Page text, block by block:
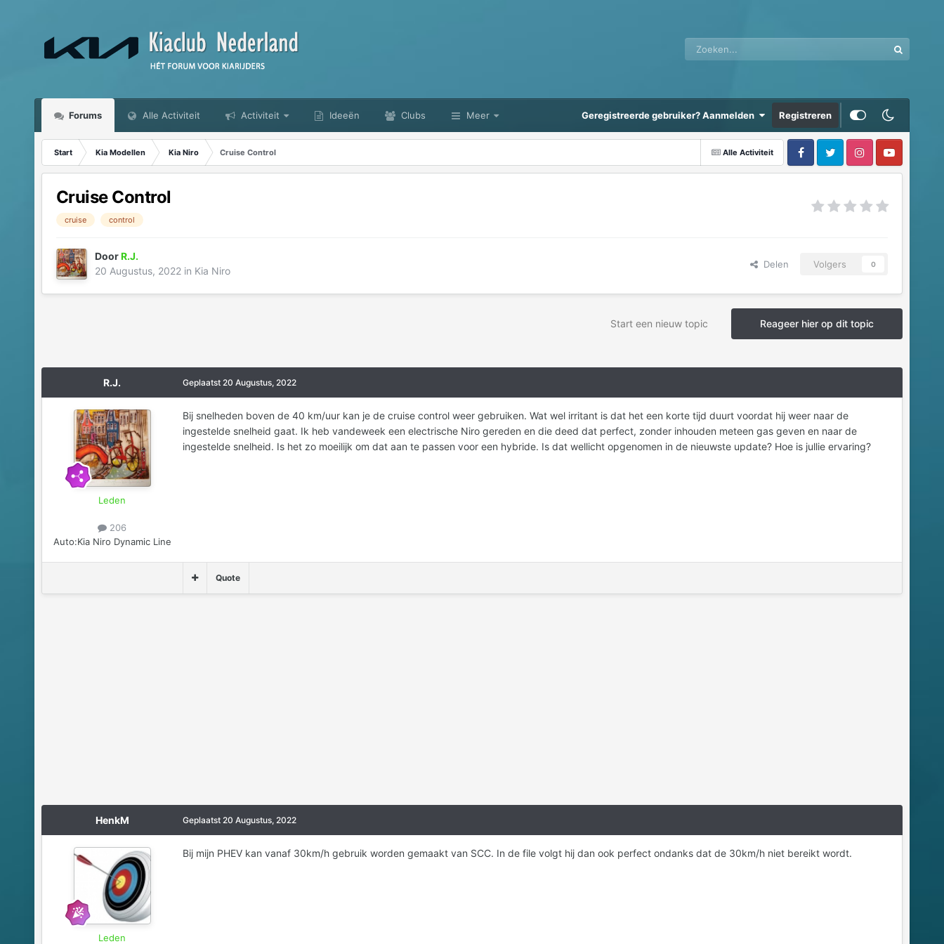
Forums Alle Activiteit Activiteit Ideeën Clubs Meer Geregistreerde gebruiker? Aanmelden Registreren
Alle Activiteit
Start Kia Modellen Kia Niro Cruise Control
Cruise Control
cruise control
DoorR.J.
20 Augustus, 2022in Kia Niro
Delen Volgers 0
Reageer hier op dit topic
Start een nieuw topic
R.J.
Leden
206
Auto:Kia Niro Dynamic Line
Geplaatst 20 Augustus, 2022
Bij snelheden boven de 40 km/uur kan je de cruise control weer gebruiken. Wat wel irritant is dat het een korte tijd duurt voordat hij weer naar de
ingestelde snelheid gaat. Ik heb vandeweek een electrische Niro gereden en die deed dat perfect, zonder inhouden meteen gas geven en naar de
ingestelde snelheid. Is het zo moeilijk om dat aan te passen voor een hybride. Is dat wellicht opgenomen in de nieuwste update? Hoe is jullie ervaring?
Quote
HenkM
Leden
Geplaatst 20 Augustus, 2022
Bij mijn PHEV kan vanaf 30km/h gebruik worden gemaakt van SCC. In de file volgt hij dan ook perfect ondanks dat de 30km/h niet bereikt wordt.